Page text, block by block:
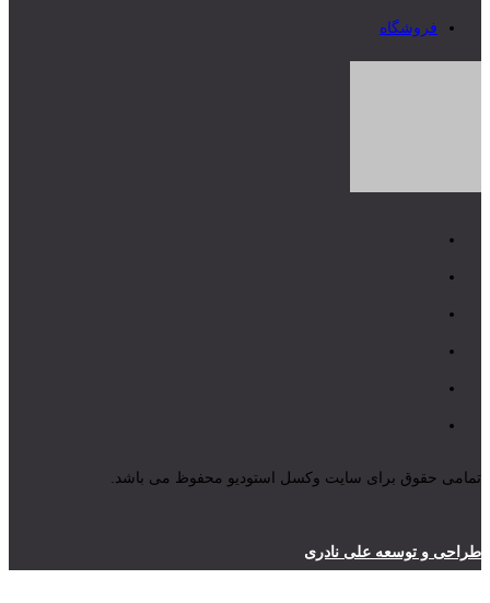
فروشگاه
تمامی حقوق برای سایت وکسل استودیو محفوظ می باشد.
طراحی و توسعه علی نادری